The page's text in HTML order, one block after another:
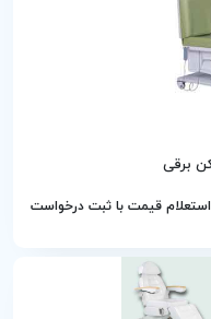
استعلام قیمت با ثبت درخواست